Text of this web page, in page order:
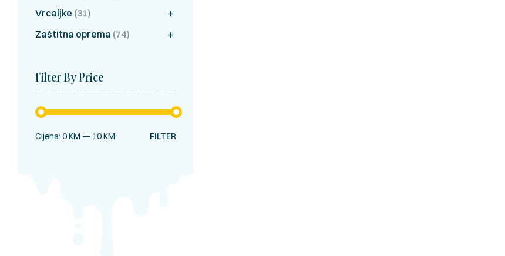
Vrcaljke (31)
Zaštitna oprema (74)
Filter By Price
FILTER
Cijena: 0 KM — 10 KM